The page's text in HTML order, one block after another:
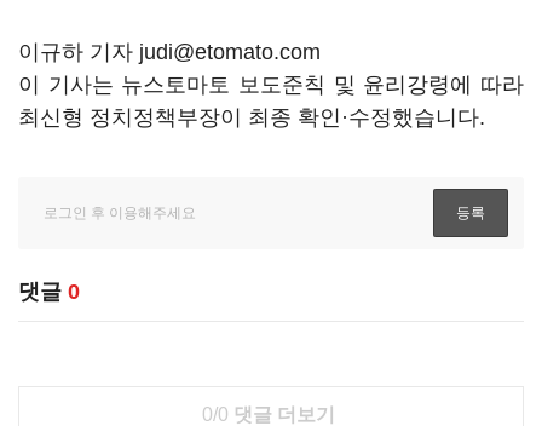
이규하 기자 judi@etomato.com
이 기사는 뉴스토마토 보도준칙 및 윤리강령에 따라
최신형 정치정책부장이 최종 확인·수정했습니다.
댓글 0
0/0 댓글 더보기